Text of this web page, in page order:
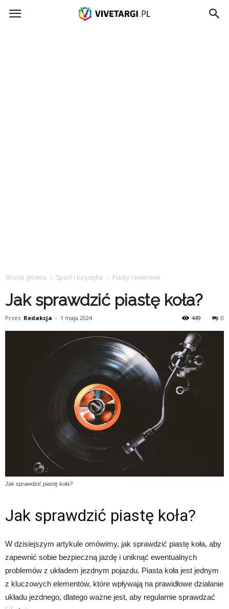
Vivetargi.pl
Strona główna Sport i turystyka Piasty rowerowe
Jak sprawdzić piastę koła?
Przez Redakcja - 1 maja 2024 0
449
Jak sprawdzić piastę koła?
Jak sprawdzić piastę koła?
W dzisiejszym artykule omówimy, jak sprawdzić piastę koła, aby
zapewnić sobie bezpieczną jazdę i uniknąć ewentualnych
problemów z układem jezdnym pojazdu. Piasta koła jest jednym
z kluczowych elementów, które wpływają na prawidłowe działanie
układu jezdnego, dlatego ważne jest, aby regularnie sprawdzać